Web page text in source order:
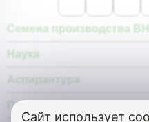
Семена производства
Наука
Аспирантура
Покупателю
Сайт использует